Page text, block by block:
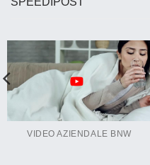
VIDEO AZIENDALE BNW